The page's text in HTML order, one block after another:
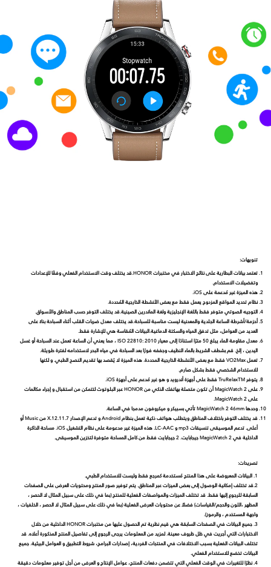
تنويهات:
تعتمد بيانات البطارية على نتائج الاختبار في مختبرات HONOR.قد يختلف وقت الاستخدام الفعلي وفقًا للإعدادات
وتفضيلات الاستخدام.
هذه الميزة غير مُدعمة على iOS.
نظام تحديد المواقع المزدوج يعمل فقط مع بعض الأنشطة الخارجية المُحددة.
التوجيه الصوتي متوفر فقط باللغة الإنجليزية ولغة الماندرين الصينية.قد يختلف التوفر حسب المناطق والأسواق.
أحزمة/أشرطة الساعة الجلدية والمعدنية ليست مناسبة للسباحة.قد يختلف معدل ضربات القلب أثناء السباحة بناءً على
العديد من العوامل، مثل تدفق المياه والسكتة الدماغية.البيانات المُقاسة هي للإشارة فقط.
معدل مقاومة الماء يبلغ 50 مترًا استنادًا إلى معيار ISO 22810: 2010 ، مما يعني أن الساعة تعمل عند السباحة أو غسل
اليدين ، إلخ. قم بشطف الشريط بالماء النظيف وجففه فورًا بعد السباحة في مياه البحر لاستخدامه لفترة طويلة.
تعمل VO2Max فقط مع بعض الأنشطة الخارجية المحددة. هذه الميزة لا يُقصد بها تقديم النصح الطبي. و لكنها
للاستخدام الشخصي فقط بشكل صارم.
يتوفر TruRelaxTM فقط على أجهزة أندرويد و هو غير مُدعم على أجهزة iOS.
على MagicWatch 2 أن تكون متصلة بهاتفك الذكي من HONOR عبر البلوتوث لتتمكن من استقبال و إجراء مكالمات
على MagicWatch 2.
وحدها MagicWatch 2 46mm تأتي بسبيكر و ميكروفون مدمجا في الساعة.
قد يختلف التوفر باختلاف المناطق ويتطلب هواتف ذكية تعمل بنظام Android و تدعم الإصدار 12.11.7.X من Music أو
أعلى. تدعم الموسيقى تنسيقات mp3 و LC-AAC. هذه الميزة غير مدعومة على نظام التشغيل iOS. مساحة الذاكرة
الداخلية في MagicWatch 2 جيجابايت. 2 جيجابايت فقط من كامل المساحة متوفرة لتخزين الموسيقى.
تصريحات:
1. البيانات المعروضة على هذا المنتج مُستخدمة كمرجع فقط وليست للاستخدام الطبي.
2.قد تختلف إمكانية الوصول إلى بعض الميزات عبر المناطق. يتم توفير صور المنتج ومحتويات العرض على الصفحات
السابقة للرجوع إليها فقط. قد تختلف الميزات والمواصفات الفعلية للمنتج (بما في ذلك على سبيل المثال لا الحصر ،
المظهر ،اللون والحجم/القياسات) فضلاً عن محتويات العرض الفعلية (بما في ذلك على سبيل المثال لا الحصر ، الخلفيات ،
واجهة المستخدم ، والرموز).
3. جميع البيانات في الصفحات السابقة هي قيم نظرية تم الحصول عليها من مختبرات HONOR الداخلية من خلال
الاختبارات التي أجريت في ظل ظروف معينة. لمزيد من المعلومات يرجى الرجوع إلى تفاصيل المنتج المذكورة أعلاه. قد
تختلف البيانات الفعلية بسبب الاختلافات في المنتجات الفردية، إصدارات البرامج، شروط التطبيق و العوامل البيئية. جميع
البيانات تخضع للاستخدام الفعلي.
4. نظرًا للتغيرات في الوقت الفعلي التي تتضمن دفعات المنتج، عوامل الإنتاج و العرض من أجل توفير معلومات دقيقة